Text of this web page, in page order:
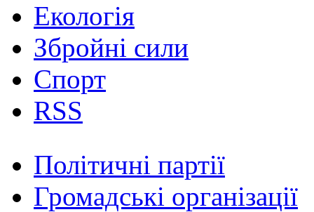
Екологія
Збройні сили
Спорт
RSS
Політичні партії
Громадські організації